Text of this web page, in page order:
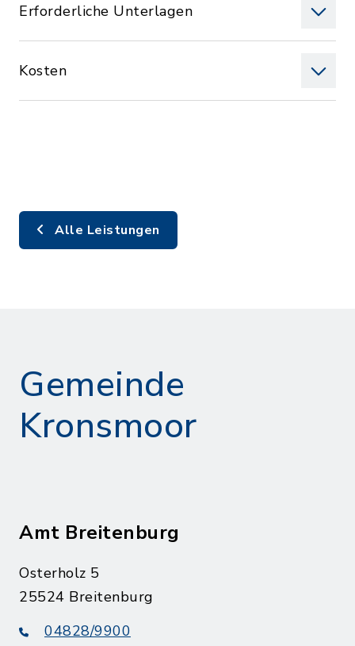
Erforderliche Unterlagen
Kosten
Alle Leistungen
Gemeinde
Kronsmoor
Amt Breitenburg
Osterholz 5
25524 Breitenburg
04828/9900